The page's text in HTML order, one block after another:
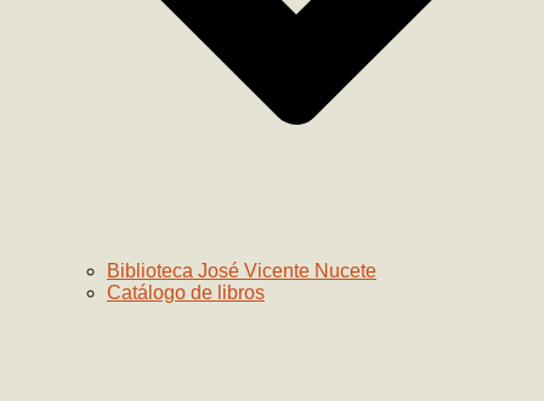
Biblioteca José Vicente Nucete
Catálogo de libros